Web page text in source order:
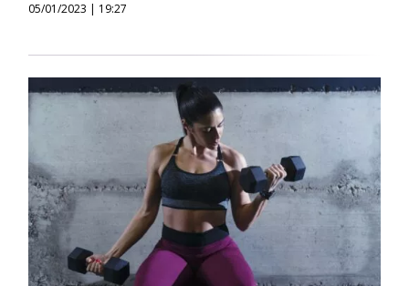
05/01/2023 | 19:27